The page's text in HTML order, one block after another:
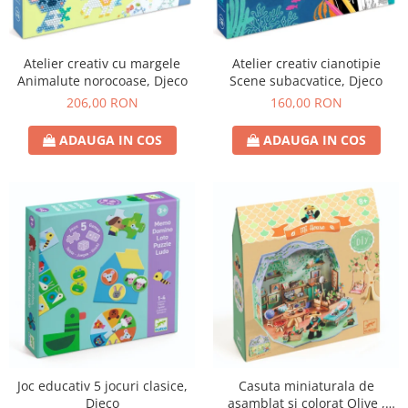
Atelier creativ cu margele
Animalute norocoase, Djeco
206,00 RON
ADAUGA IN COS
Atelier creativ cianotipie
Scene subacvatice, Djeco
160,00 RON
ADAUGA IN COS
Joc educativ 5 jocuri clasice,
Djeco
Casuta miniaturala de
asamblat si colorat Olive ,